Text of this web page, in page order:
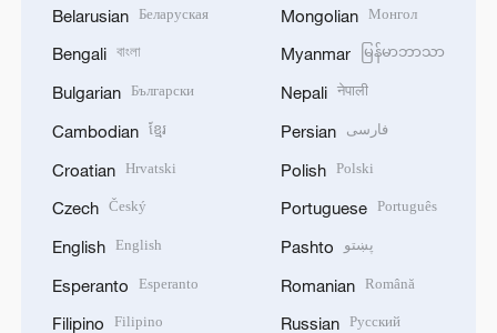
Belarusian Беларуская
Bengali বাংলা
Bulgarian Български
Cambodian ខ្មែរ
Croatian Hrvatski
Czech Český
English English
Esperanto Esperanto
Filipino Filipino
Mongolian Монгол
Myanmar မြန်မာဘာသာ
Nepali नेपाली
Persian فارسی
Polish Polski
Portuguese Português
Pashto پښتو
Romanian Română
Russian Русский